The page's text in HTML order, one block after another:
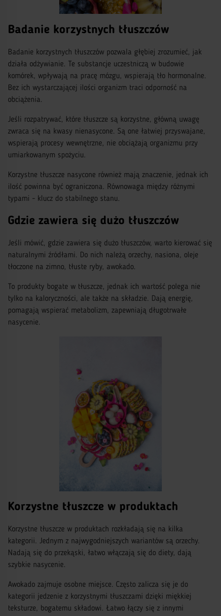
Badanie korzystnych tłuszczów
Badanie korzystnych tłuszczów pozwala głębiej zrozumieć, jak
działa odżywianie. Te substancje uczestniczą w budowie
komórek, wpływają na pracę mózgu, wspierają tło hormonalne.
Bez ich wystarczającej ilości organizm traci odporność na
obciążenia.
Jeśli rozpatrywać, które tłuszcze są korzystne, główną uwagę
zwraca się na kwasy nienasycone. Są one łatwiej przyswajane,
wspierają procesy wewnętrzne, nie obciążają organizmu przy
umiarkowanym spożyciu.
Korzystne tłuszcze nasycone również mają znaczenie, jednak ich
ilość powinna być ograniczona. Równowaga między różnymi
typami - klucz do stabilnego stanu.
Gdzie zawiera się dużo tłuszczów
Jeśli mówić, gdzie zawiera się dużo tłuszczów, warto kierować się
naturalnymi źródłami. Do nich należą orzechy, nasiona, oleje
tłoczone na zimno, tłuste ryby, awokado.
To produkty bogate w tłuszcze, jednak ich wartość polega nie
tylko na kaloryczności, ale także na składzie. Dają energię,
pomagają wspierać metabolizm, zapewniają długotrwałe
nasycenie.
Korzystne tłuszcze w produktach
Korzystne tłuszcze w produktach rozkładają się na kilka
kategorii. Jednym z najwygodniejszych wariantów są orzechy.
Nadają się do przekąski, łatwo włączają się do diety, dają
szybkie nasycenie.
Awokado zajmuje osobne miejsce. Często zalicza się je do
kategorii jedzenie z korzystnymi tłuszczami dzięki miękkiej
teksturze, bogatemu składowi. Łatwo łączy się z innymi